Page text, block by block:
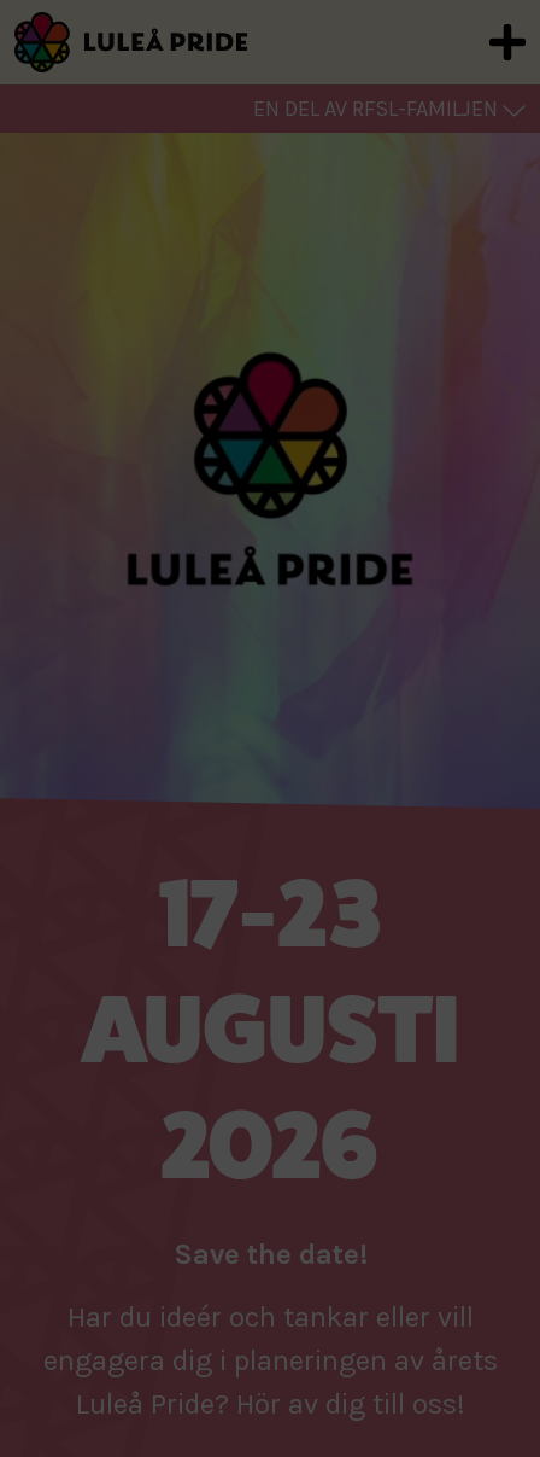
EN DEL AV RFSL-FAMILJEN
17-23
AUGUSTI
2026
Save the date!
Har du ideér och tankar eller vill
engagera dig i planeringen av årets
Luleå Pride? Hör av dig till oss!